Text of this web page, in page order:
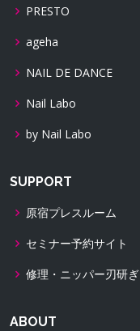
PRESTO
ageha
NAIL DE DANCE
Nail Labo
by Nail Labo
SUPPORT
原宿プレスルーム
セミナー予約サイト
修理・ニッパー刃研ぎ
ABOUT